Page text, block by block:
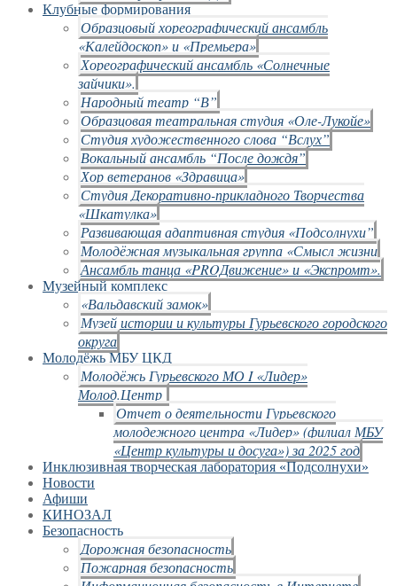
Клубные формирования
Образцовый хореографический ансамбль
«Калейдоскоп» и «Премьера»
Хореографический ансамбль «Солнечные
зайчики».
Народный театр “В”
Образцовая театральная студия «Оле-Лукойе»
Студия художественного слова “Вслух”
Вокальный ансамбль “После дождя”
Хор ветеранов «Здравица»
Студия Декоративно-прикладного Творчества
«Шкатулка»
Развивающая адаптивная студия «Подсолнухи”
Молодёжная музыкальная группа «Смысл жизни
Ансамбль танца «PROДвижение» и «Экспромт».
Музейный комплекс
«Вальдавский замок»
Музей истории и культуры Гурьевского городского
округа
Молодёжь МБУ ЦКД
Молодёжь Гурьевского МО I «Лидер»
Молод.Центр
Отчет о деятельности Гурьевского
молодежного центра «Лидер» (филиал МБУ
«Центр культуры и досуга») за 2025 год
Инклюзивная творческая лаборатория «Подсолнухи»
Новости
Афиши
КИНОЗАЛ
Безопасность
Дорожная безопасность
Пожарная безопасность